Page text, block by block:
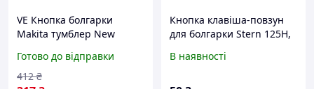
VE Кнопка болгарки
Makita тумблер New
двигуна для шліфувальної
машини запчасти
Готово до відправки
412 ₴
Кнопка клавіша-повзун
для болгарки Stern 125H,
В наявності